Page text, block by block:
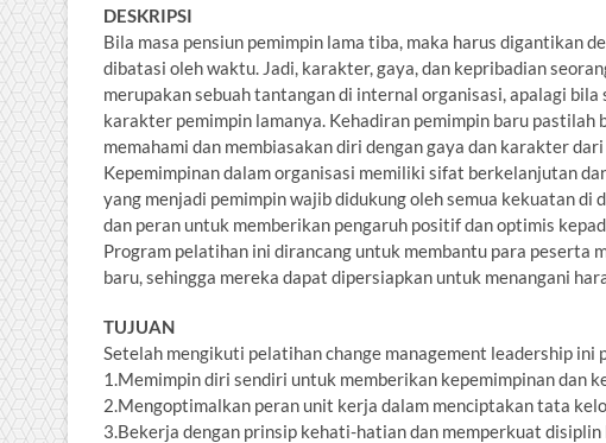
DESKRIPSI
Bila masa pensiun pemimpin lama tiba, maka harus digantikan
dibatasi oleh waktu. Jadi, karakter, gaya, dan kepribadian
merupakan sebuah tantangan di internal organisasi, apalagi
karakter pemimpin lamanya. Kehadiran pemimpin baru pastilah
memahami dan membiasakan diri dengan gaya dan karakter
Kepemimpinan dalam organisasi memiliki sifat berkelanjutan
yang menjadi pemimpin wajib didukung oleh semua kekuatan
dan peran untuk memberikan pengaruh positif dan optimis
Program pelatihan ini dirancang untuk membantu para peserta
baru, sehingga mereka dapat dipersiapkan untuk menangani
TUJUAN
Setelah mengikuti pelatihan change management leadership ini
1.Memimpin diri sendiri untuk memberikan kepemimpinan dan
2.Mengoptimalkan peran unit kerja dalam menciptakan tata
3.Bekerja dengan prinsip kehati-hatian dan memperkuat disiplin